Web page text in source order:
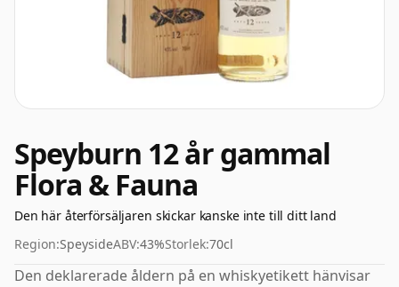
Speyburn 12 år gammal
Flora & Fauna
Den här återförsäljaren skickar kanske inte till ditt land
Region:SpeysideABV:43%Storlek:70cl
Den deklarerade åldern på en whiskyetikett hänvisar